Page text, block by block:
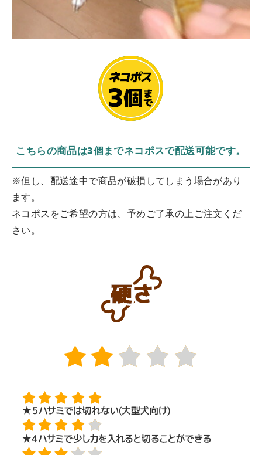
こちらの商品は3個までネコポスで配送可能です。
※但し、配送途中で商品が破損してしまう場合があり
ます。
ネコポスをご希望の方は、予めご了承の上ご注文くだ
さい。